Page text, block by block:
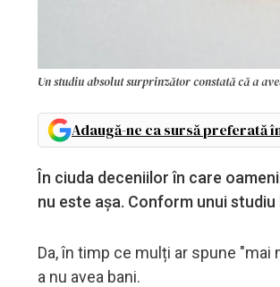
Un studiu absolut surprinzător constată că a
Adaugă-ne ca sursă preferată
În ciuda deceniilor în care
nu este așa. Conform unui
Da, în timp ce mulți ar spune
a nu avea bani.